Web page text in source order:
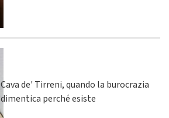
Cava de' Tirreni, quando la burocrazia
dimentica perché esiste